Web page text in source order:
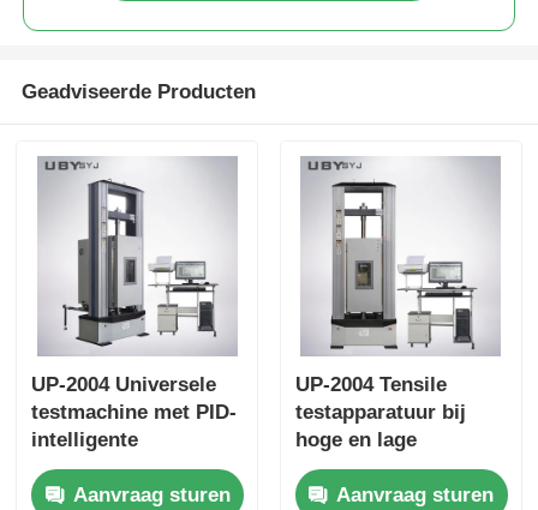
Geadviseerde Producten
UP-2004 Universele
testmachine met PID-
intelligente
temperatuurregeling
voor ISO-ASTM GB-
Aanvraag sturen
UP-2004 Tensile
testapparatuur bij
hoge en lage
temperatuur met
milieucamer en
Aanvraag sturen